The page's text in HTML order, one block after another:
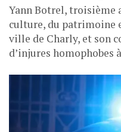
Yann Botrel, troisième
culture, du patrimoine
ville de Charly, et son
d’injures homophobes